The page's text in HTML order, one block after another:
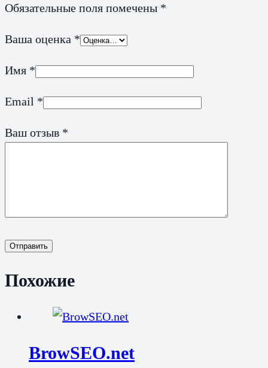
Обязательные поля помечены *
Ваша оценка *
Имя *
Email *
Ваш отзыв *
Отправить
Похожие
BrowSEO.net